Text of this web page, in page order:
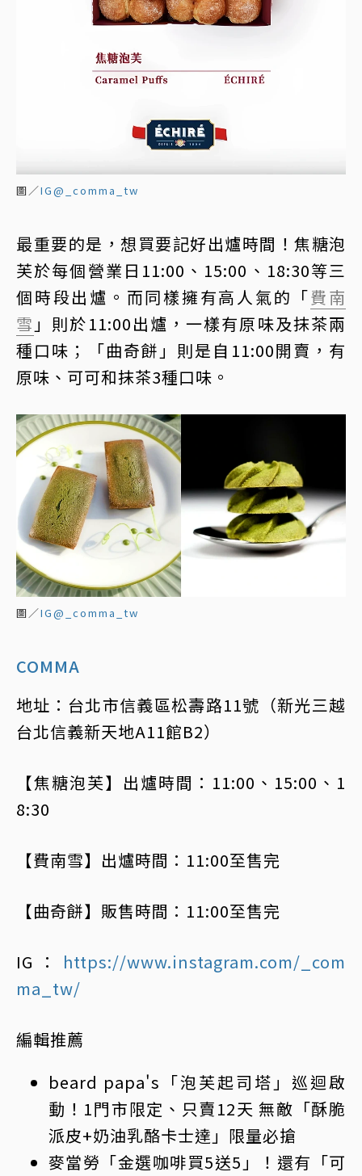
圖／IG@_comma_tw
最重要的是，想買要記好出爐時間！焦糖泡
芙於每個營業日11:00、15:00、18:30等三
個時段出爐。而同樣擁有高人氣的「費南
雪 」則於11:00出爐，一樣有原味及抹茶兩
種口味；「曲奇餅」則是自11:00開賣，有
原味、可可和抹茶3種口味。
圖／IG@_comma_tw
COMMA
地址：台北市信義區松壽路11號（新光三越
台北信義新天地A11館B2）
【焦糖泡芙】出爐時間：11:00、15:00、1
8:30
【費南雪】出爐時間：11:00至售完
【曲奇餅】販售時間：11:00至售完
IG： https://www.instagram.com/_com
ma_tw/
編輯推薦
beard papa's「泡芙起司塔」巡迴啟
動！1門市限定、只賣12天 無敵「酥脆
派皮+奶油乳酪卡士達」限量必搶
麥當勞「金選咖啡買5送5」！還有「可